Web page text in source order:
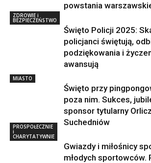
powstania
ZDROWIE i
BEZPIECZEŃSTWO
Święto Policji 2025:
policjanci świętują,
podziękowania i
awansują
MIASTO
Święto przy
poza nim. Sukces,
sponsor tytularny
Suchedniów
PROSPOŁECZNIE
i
CHARYTATYWNIE
Gwiazdy i miłośnicy
młodych sportowców.